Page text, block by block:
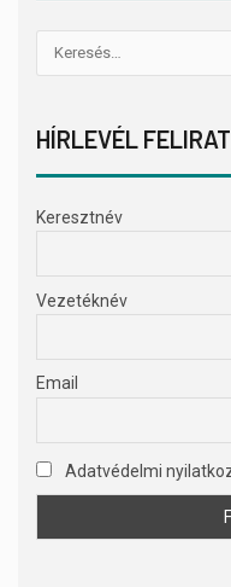
HÍRLEVÉL
Keresztnév
Vezetéknév
Email
Adatvédelmi